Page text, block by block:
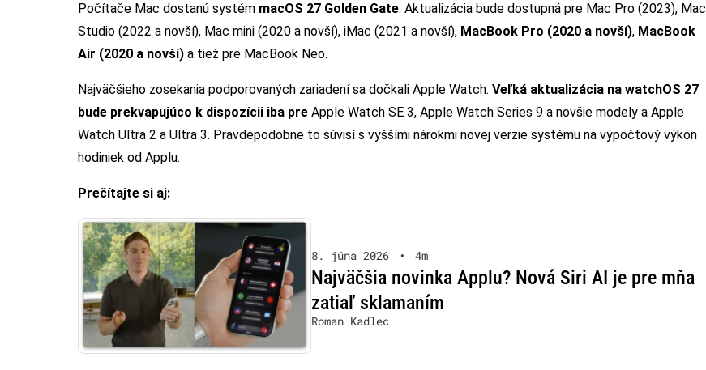
Počítače Mac dostanú systém macOS 27 Golden Gate. Aktualizácia bude dostupná pre Mac Pro (2023), Mac
Studio (2022 a novší), Mac mini (2020 a novší), iMac (2021 a novší), MacBook Pro (2020 a novší), MacBook
Air (2020 a novší) a tiež pre MacBook Neo.
Najväčšieho zosekania podporovaných zariadení sa dočkali Apple Watch. Veľká aktualizácia na watchOS 27
bude prekvapujúco k dispozícii iba pre Apple Watch SE 3, Apple Watch Series 9 a novšie modely a Apple
Watch Ultra 2 a Ultra 3. Pravdepodobne to súvisí s vyššími nárokmi novej verzie systému na výpočtový výkon
hodiniek od Applu.
Prečítajte si aj:
8. júna 2026 • 4m
Najväčšia novinka Applu? Nová Siri AI je pre mňa
zatiaľ sklamaním
Roman Kadlec